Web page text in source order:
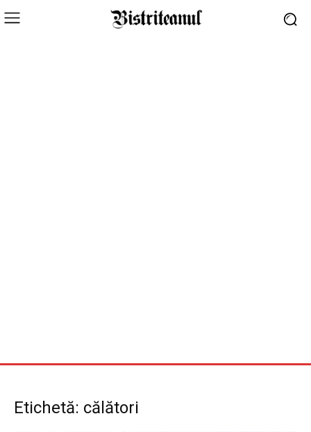
Etichetă: călători